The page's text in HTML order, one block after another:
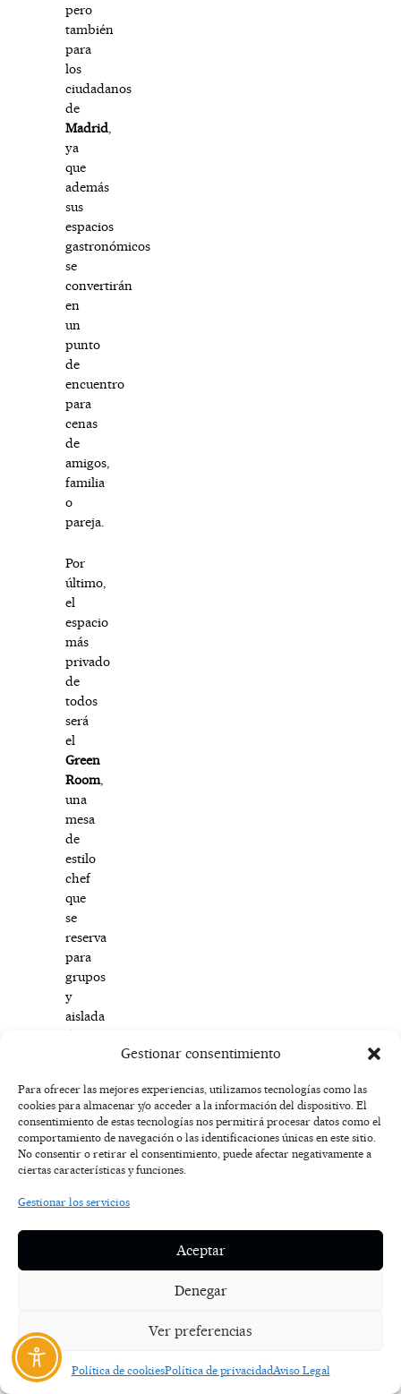
Gestionar consentimiento
Para ofrecer las mejores experiencias, utilizamos tecnologías como las
cookies para almacenar y/o acceder a la información del dispositivo. El
consentimiento de estas tecnologías nos permitirá procesar datos como el
comportamiento de navegación o las identificaciones únicas en este sitio.
No consentir o retirar el consentimiento, puede afectar negativamente a
ciertas características y funciones.
Gestionar los servicios
Aceptar
Denegar
Ver preferencias
Política de cookiesPolítica de privacidadAviso Legal
pero
también
para
los
ciudadanos
de
Madrid,
ya
que
además
sus
espacios
gastronómicos
se
convertirán
en
un
punto
de
encuentro
para
cenas
de
amigos,
familia
o
pareja.
Por
último,
el
espacio
más
privado
de
todos
será
el
Green
Room,
una
mesa
de
estilo
chef
que
se
reserva
para
grupos
y
aislada
del
zonas,
con
un
menú
exclusivo
un
máximo
6
el